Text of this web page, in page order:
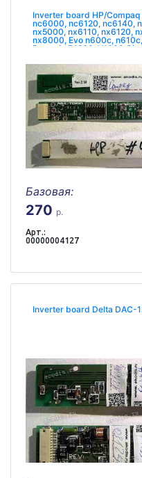
Inverter board HP/
nc6000, nc6120, nc6140,
nx5000, nx6110, nx6120,
nx8000, Evo n600c,
Presario B1200, V1000 б/у
Базовая:
270 р.
Арт.:
00000004127
Inverter board Delta DAC-